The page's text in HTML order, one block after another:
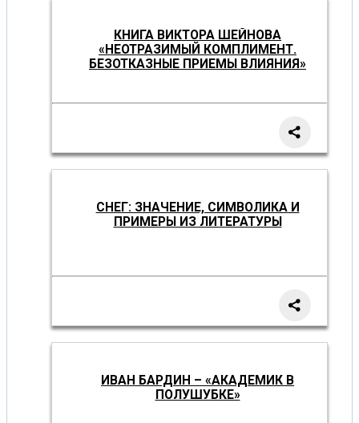
КНИГА ВИКТОРА ШЕЙНОВА
«НЕОТРАЗИМЫЙ КОМПЛИМЕНТ.
БЕЗОТКАЗНЫЕ ПРИЕМЫ ВЛИЯНИЯ»
СНЕГ: ЗНАЧЕНИЕ, СИМВОЛИКА И
ПРИМЕРЫ ИЗ ЛИТЕРАТУРЫ
ИВАН БАРДИН – «АКАДЕМИК В
ПОЛУШУБКЕ»